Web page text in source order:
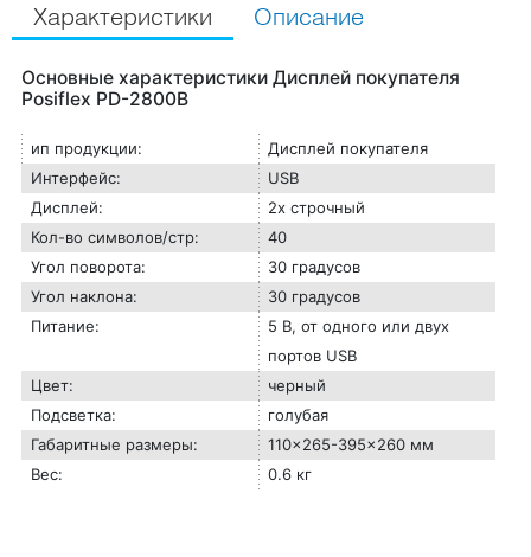
Характеристики Описание
Основные характеристики Дисплей покупателя
Posiflex PD-2800В
ип продукции:
Дисплей покупателя
Интерфейс:
USB
Дисплей:
2х строчный
Кол-во символов/стр:
40
Угол поворота:
30 градусов
Угол наклона:
30 градусов
Питание:
5 В, от одного или двух
портов USB
Цвет:
черный
Подсветка:
голубая
Габаритные размеры:
110x265-395x260 мм
Вес:
0.6 кг